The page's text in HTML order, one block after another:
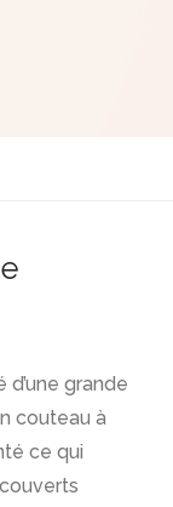
grande
couteau à
ce qui